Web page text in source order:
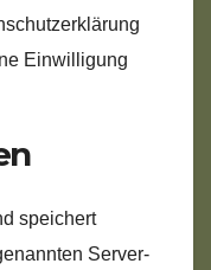
Einwilligung
speichert
Server-